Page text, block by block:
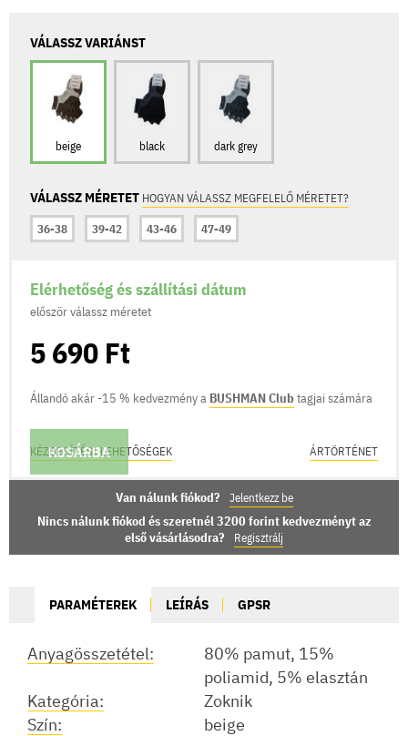
VÁLASSZ VARIÁNST
beige black dark grey
VÁLASSZ MÉRETET HOGYAN VÁLASSZ MEGFELELŐ MÉRETET?
36-38
39-42 43-46 47-49
Elérhetőség és szállítási dátum
először válassz méretet
5 690 Ft
Állandó akár -15 % kedvezmény a BUSHMAN Clubtagjai számára
KOSÁRBA
KÉZBESÍTÉSI LEHETŐSÉGEK ÁRTÖRTÉNET
Van nálunk fiókod? Jelentkezz be
Nincs nálunk fiókod és szeretnél 3200 forint kedvezményt az
első vásárlásodra?
Regisztrálj
PARAMÉTEREK LEÍRÁS GPSR
Anyagösszetétel:
80% pamut, 15%
poliamid, 5% elasztán
Kategória:
Zoknik
Szín:
beige